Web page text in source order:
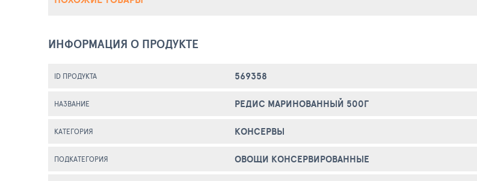
ИНФОРМАЦИЯ О ПРОДУКТЕ
ID ПРОДУКТА 569358
НАЗВАНИЕ РЕДИС МАРИНОВАННЫЙ 500Г
КАТЕГОРИЯ КОНСЕРВЫ
ПОДКАТЕГОРИЯ ОВОЩИ КОНСЕРВИРОВАННЫЕ